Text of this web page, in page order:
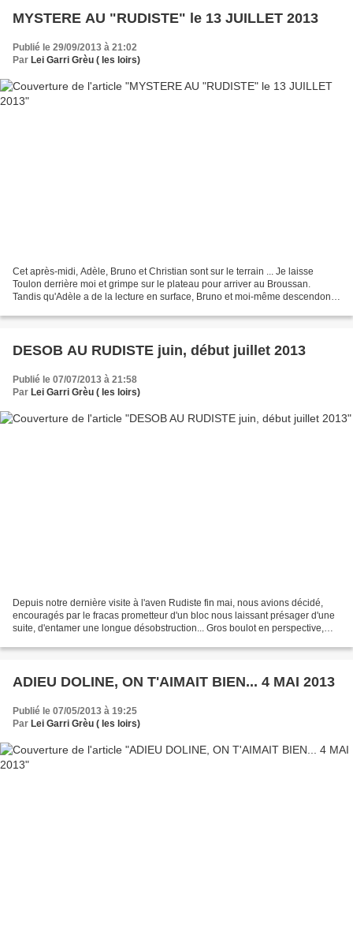
MYSTERE AU "RUDISTE" le 13 JUILLET 2013
Publié le 29/09/2013 à 21:02
Par Lei Garri Grèu ( les loirs)
Cet après-midi, Adèle, Bruno et Christian sont sur le terrain ... Je laisse
Toulon derrière moi et grimpe sur le plateau pour arriver au Broussan.
Tandis qu'Adèle a de la lecture en surface, Bruno et moi-même descendons
DESOB AU RUDISTE juin, début juillet 2013
Publié le 07/07/2013 à 21:58
Par Lei Garri Grèu ( les loirs)
Depuis notre dernière visite à l'aven Rudiste fin mai, nous avions décidé,
encouragés par le fracas prometteur d'un bloc nous laissant présager d'une
suite, d'entamer une longue désobstruction... Gros boulot en perspective,
ADIEU DOLINE, ON T'AIMAIT BIEN... 4 MAI 2013
Publié le 07/05/2013 à 19:25
Par Lei Garri Grèu ( les loirs)